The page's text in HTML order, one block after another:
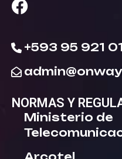
+593 95 921
NORMAS Y
Ministerio de